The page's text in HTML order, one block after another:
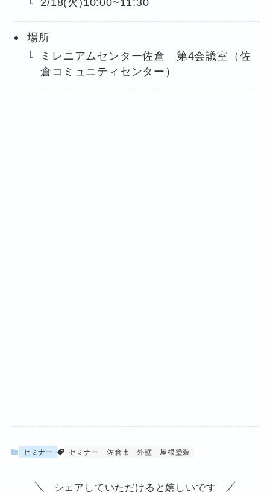
場所
ミレニアムセンター佐倉 第4会議室（佐
倉コミュニティセンター）
セミナー セミナー 佐倉市 外壁 屋根塗装
シェアしていただけると嬉しいです